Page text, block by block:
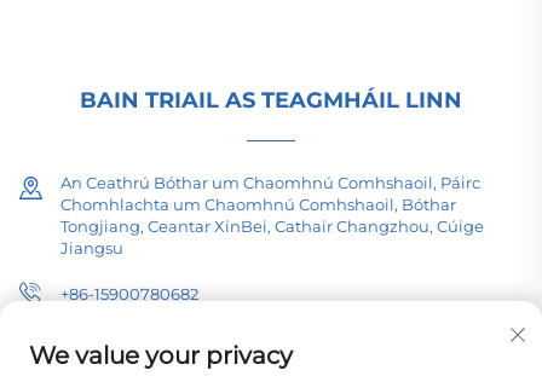
BAIN TRIAIL AS TEAGMHÁIL LINN
An Ceathrú Bóthar um Chaomhnú Comhshaoil, Páirc
Chomhlachta um Chaomhnú Comhshaoil, Bóthar
Tongjiang, Ceantar XinBei, Cathair Changzhou, Cúige
Jiangsu
+86-15900780682
[email protected]
We value your privacy